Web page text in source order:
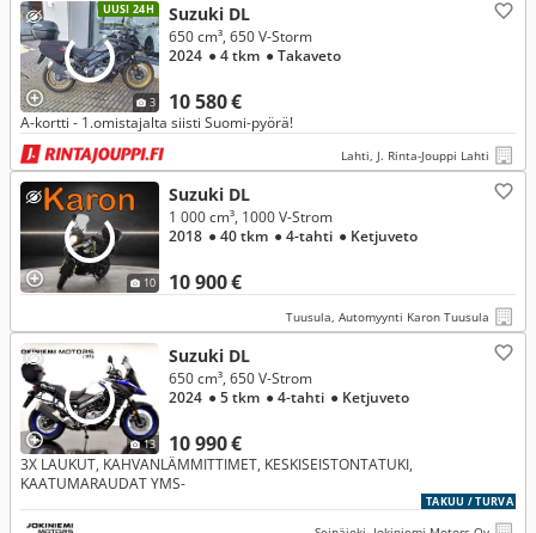
UUSI 24H
3
Suzuki DL
10 580 €
650 cm³, 650 V-Storm
2024 ● 4 tkm ● Takaveto
A-kortti - 1.omistajalta siisti Suomi-pyörä!
Lahti, J. Rinta-Jouppi Lahti
10
Suzuki DL
10 900 €
1 000 cm³, 1000 V-Strom
2018 ● 40 tkm ● 4-tahti ● Ketjuveto
Tuusula, Automyynti Karon Tuusula
13
Suzuki DL
10 990 €
650 cm³, 650 V-Strom
2024 ● 5 tkm ● 4-tahti ● Ketjuveto
3X LAUKUT, KAHVANLÄMMITTIMET, KESKISEISTONTATUKI,
KAATUMARAUDAT YMS-
TAKUU / TURVA